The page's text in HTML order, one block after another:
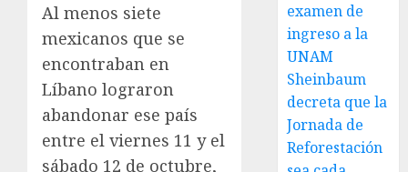
Al menos siete
mexicanos que se
encontraban en
Líbano lograron
abandonar ese país
entre el viernes 11 y el
sábado 12 de octubre,
examen de
ingreso a la
UNAM
Sheinbaum
decreta que la
Jornada de
Reforestación